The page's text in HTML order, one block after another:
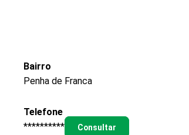
Bairro
Penha de Franca
Telefone
**********
Consultar